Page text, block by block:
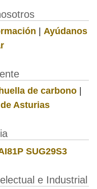
| Ayúdanos
de carbono|
Asturias
SUG29S3
e Industrial